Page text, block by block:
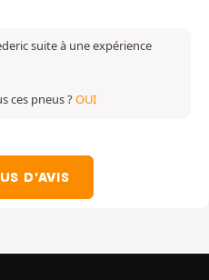
suite à une expérience
ces pneus ?OUI
D'AVIS